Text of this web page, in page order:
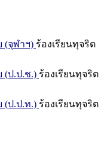
(จุฬาฯ) ร้องเรียนทุจริต
(ป.ป.ช.) ร้องเรียนทุจริต
(ป.ป.ท.) ร้องเรียนทุจริต